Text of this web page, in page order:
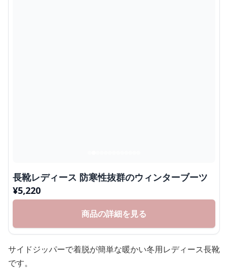
長靴レディース 防寒性抜群のウィンターブーツ
¥5,220
商品の詳細を見る
サイドジッパーで着脱が簡単な暖かい冬用レディース長靴
です。